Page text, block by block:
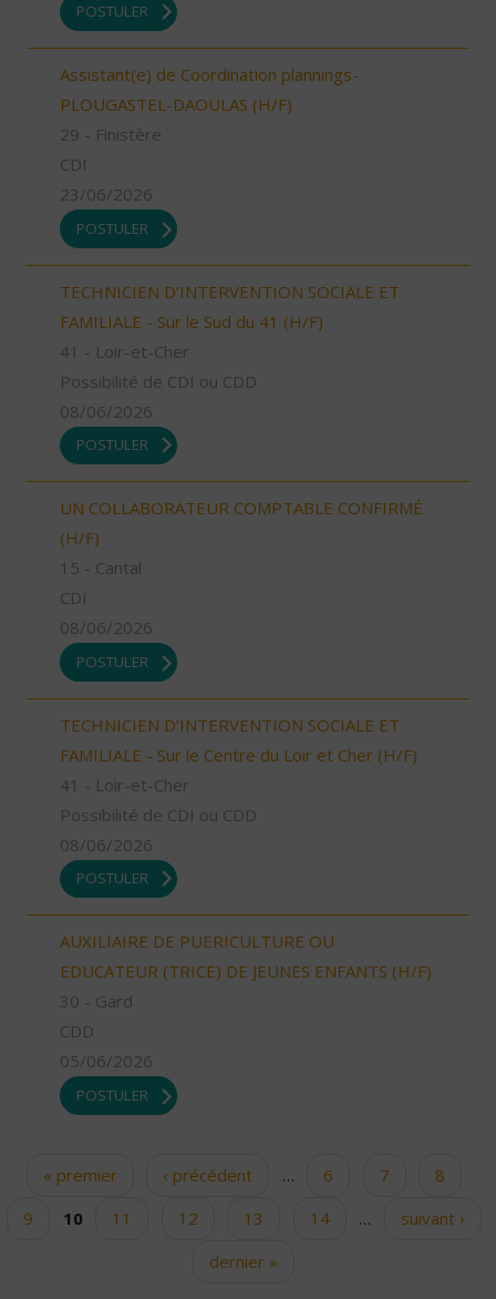
POSTULER
Assistant(e) de Coordination plannings-
PLOUGASTEL-DAOULAS (H/F)
29 - Finistère
CDI
23/06/2026
POSTULER
TECHNICIEN D’INTERVENTION SOCIALE ET
FAMILIALE - Sur le Sud du 41 (H/F)
41 - Loir-et-Cher
Possibilité de CDI ou CDD
08/06/2026
POSTULER
UN COLLABORATEUR COMPTABLE CONFIRMÉ
(H/F)
15 - Cantal
CDI
08/06/2026
POSTULER
TECHNICIEN D’INTERVENTION SOCIALE ET
FAMILIALE - Sur le Centre du Loir et Cher (H/F)
41 - Loir-et-Cher
Possibilité de CDI ou CDD
08/06/2026
POSTULER
AUXILIAIRE DE PUERICULTURE OU
EDUCATEUR (TRICE) DE JEUNES ENFANTS (H/F)
30 - Gard
CDD
05/06/2026
POSTULER
Pages« premier ‹ précédent … 6 7
8
9
10 11 12 13 14 …
suivant ›
dernier »